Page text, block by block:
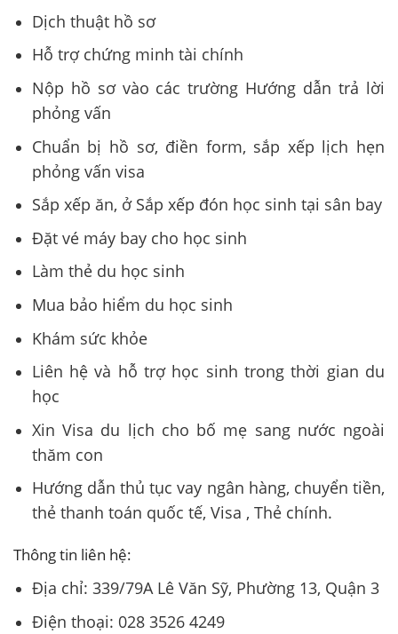
Dịch thuật hồ sơ
Hỗ trợ chứng minh tài chính
Nộp hồ sơ vào các trường Hướng dẫn trả lời
phỏng vấn
Chuẩn bị hồ sơ, điền form, sắp xếp lịch hẹn
phỏng vấn visa
Sắp xếp ăn, ở Sắp xếp đón học sinh tại sân bay
Đặt vé máy bay cho học sinh
Làm thẻ du học sinh
Mua bảo hiểm du học sinh
Khám sức khỏe
Liên hệ và hỗ trợ học sinh trong thời gian du
học
Xin Visa du lịch cho bố mẹ sang nước ngoài
thăm con
Hướng dẫn thủ tục vay ngân hàng, chuyển tiền,
thẻ thanh toán quốc tế, Visa , Thẻ chính.
Thông tin liên hệ:
Địa chỉ: 339/79A Lê Văn Sỹ, Phường 13, Quận 3
Điện thoại: 028 3526 4249